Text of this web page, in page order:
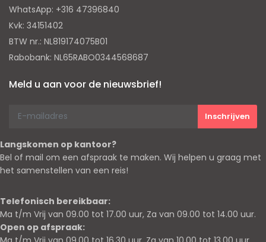
WhatsApp: +316 47396840
Kvk: 34151402
BTW nr.: NL819174075B01
Rabobank: NL65RABO0344568687
Meld u aan voor de nieuwsbrief!
Langskomen op kantoor?
Bel of mail om een afspraak te maken. Wij helpen u graag met
het samenstellen van een reis!
Telefonisch bereikbaar:
Ma t/m Vrij van 09.00 tot 17.00 uur, Za van 09.00 tot 14.00 uur.
Open op afspraak: